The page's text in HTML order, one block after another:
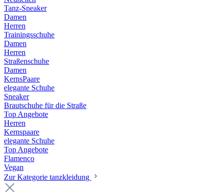
Tanz-Sneaker
Damen
Herren
Trainingsschuhe
Damen
Herren
Straßenschuhe
Damen
KernsPaare
elegante Schuhe
Sneaker
Brautschuhe für die Straße
Top Angebote
Herren
Kernspaare
elegante Schuhe
Top Angebote
Flamenco
Vegan
Zur Kategorie tanzkleidung